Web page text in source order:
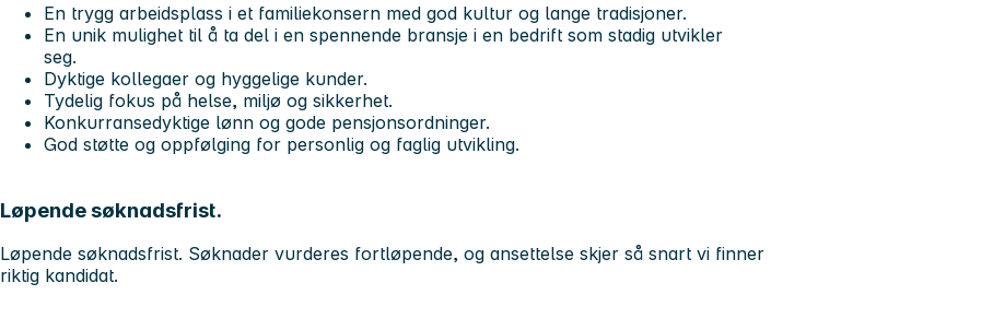
En trygg arbeidsplass i et familiekonsern med god kultur og lange tradisjoner.
En unik mulighet til å ta del i en spennende bransje i en bedrift som stadig utvikler
seg.
Dyktige kollegaer og hyggelige kunder.
Tydelig fokus på helse, miljø og sikkerhet.
Konkurransedyktige lønn og gode pensjonsordninger.
God støtte og oppfølging for personlig og faglig utvikling.
Løpende søknadsfrist.
Løpende søknadsfrist. Søknader vurderes fortløpende, og ansettelse skjer så snart vi finner
riktig kandidat.